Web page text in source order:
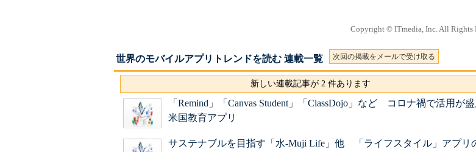
Copyright © ITmedia, Inc. All Rights
世界のモバイルアプリトレンドを読む 連載一覧 次回の掲載をメールで受け取る
新しい連載記事が 2 件あります
「Remind」「Canvas Student」「ClassDojo」など コロナ禍で活用が
米国教育アプリ
サステナブルを目指す「水-Muji Life」他 「ライフスタイル」アプリ